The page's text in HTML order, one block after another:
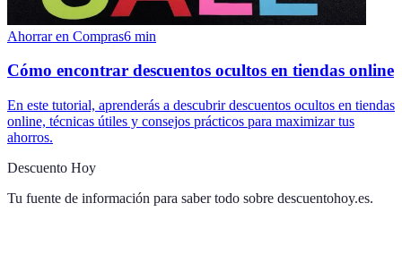
Ahorrar en Compras6 min
Cómo encontrar descuentos ocultos en tiendas online
En este tutorial, aprenderás a descubrir descuentos ocultos en tiendas
online, técnicas útiles y consejos prácticos para maximizar tus
ahorros.
Descuento Hoy
Tu fuente de información para saber todo sobre descuentohoy.es.